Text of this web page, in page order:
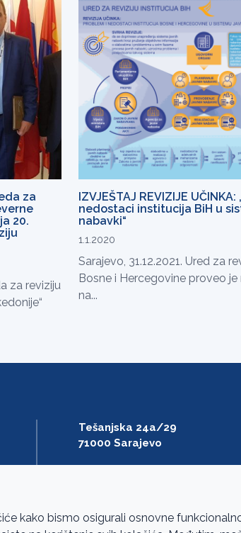
za
20.
za reviziju
IZVJEŠTAJ REVIZIJE
nedostaci institucija BiH u
nabavki“
1.1.2020
Sarajevo, 31.12.2021. Ured za
Bosne i Hercegovine proveo je
na...
Tešanjska 24a/29
71000 Sarajevo
saibih@revizija.gov.ba
kako bismo osigurali osnovne